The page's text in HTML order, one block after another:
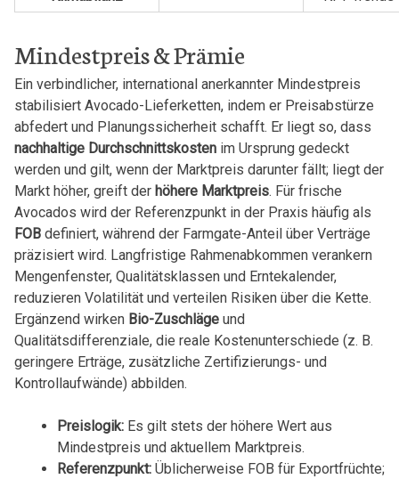
Mindestpreis & Prämie
Ein verbindlicher, international anerkannter Mindestpreis
stabilisiert Avocado-Lieferketten, indem er Preisabstürze
abfedert und Planungssicherheit schafft. Er liegt so, dass
nachhaltige Durchschnittskostenim Ursprung gedeckt
werden und gilt, wenn der Marktpreis darunter fällt; liegt der
Markt höher, greift der höhere Marktpreis. Für frische
Avocados wird der Referenzpunkt in der Praxis häufig als
FOBdefiniert, während der Farmgate-Anteil über Verträge
präzisiert wird. Langfristige Rahmenabkommen verankern
Mengenfenster, Qualitätsklassen und Erntekalender,
reduzieren Volatilität und verteilen Risiken über die Kette.
Ergänzend wirken Bio-Zuschlägeund
Qualitätsdifferenziale, die reale Kostenunterschiede (z. B.
geringere Erträge, zusätzliche Zertifizierungs- und
Kontrollaufwände) abbilden.
Preislogik:Es gilt stets der höhere Wert aus
Mindestpreis und aktuellem Marktpreis.
Referenzpunkt:Üblicherweise FOB für Exportfrüchte;